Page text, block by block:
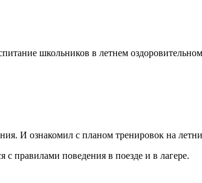
школьников в летнем оздоровительном
И ознакомил с планом тренировок на
правилами поведения в поезде и в лагере.